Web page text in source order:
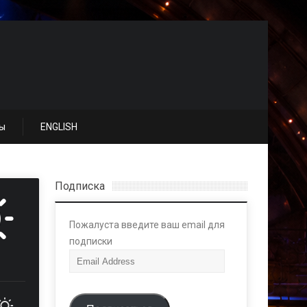
ENGLISH
Подписка
Пожалуста введите ваш email для
подписки